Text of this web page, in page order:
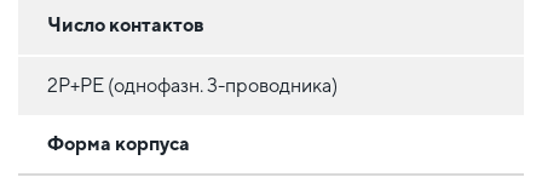
Число контактов
2P+PE (однофазн. 3-проводника)
Форма корпуса